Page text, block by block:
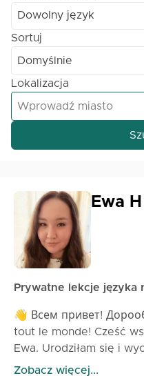
Dowolny język
Sortuj
Domyślnie
Lokalizacja
Ewa
Prywatne lekcje języka
👋 Всем привет!
tout le monde! Cześć
Ewa. Urodziłam się i
jakucko-polskiej
Zobacz więcej...